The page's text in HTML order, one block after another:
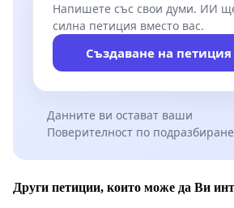
Напишете със свои думи. ИИ
силна петиция вместо вас.
Създаване на петиция
Данните ви остават ваши
Поверителност по подразбиране
Други петиции, които може да Ви